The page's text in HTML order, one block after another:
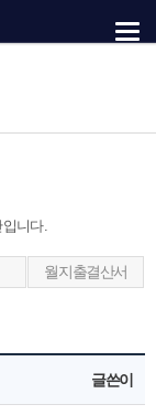
니다.
월지출결산서
글쓴이